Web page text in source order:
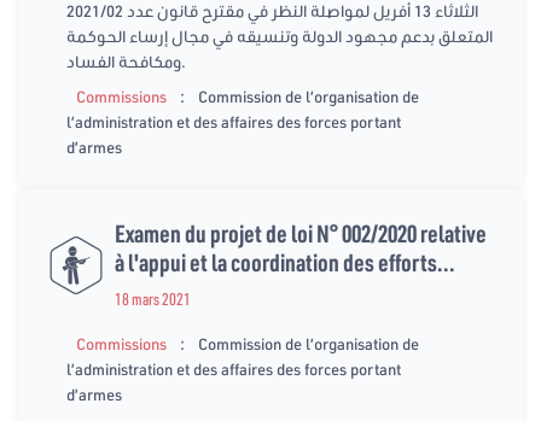
الثلاثاء 13 أفريل لمواصلة النظر في مقترح قانون عدد 2021/02
المتعلق بدعم مجهود الدولة وتنسيقه في مجال إرساء الحوكمة
ومكافحة الفساد.
Commissions
:
Commission de l’organisation de
l’administration et des affaires des forces portant
d’armes
Examen du projet de loi N° 002/2020 relative
à l'appui et la coordination des efforts...
18 mars 2021
Commissions :
Commission de l’organisation de
l’administration et des affaires des forces portant
d’armes